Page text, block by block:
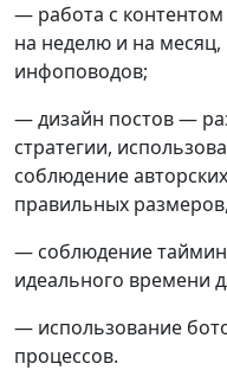
— работа с
на неделю и на
инфоповодов;
— дизайн постов —
стратегии,
соблюдение
правильных
— соблюдение
идеального времени
— использование
процессов.